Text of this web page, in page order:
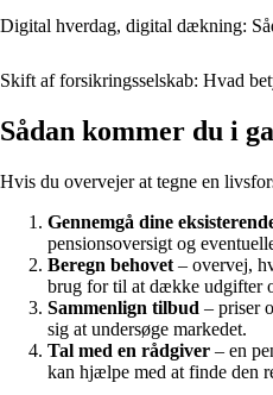
Digital hverdag, digital dækning:
Skift af forsikringsselskab: Hvad
Sådan kommer du i
Hvis du overvejer at tegne en
Gennemgå dine
pensionsoversigt og
Beregn behovet – overvej,
brug for til at dække udgifter
Sammenlign tilbud – priser
sig at undersøge markedet.
Tal med en rådgiver – en
kan hjælpe med at finde den